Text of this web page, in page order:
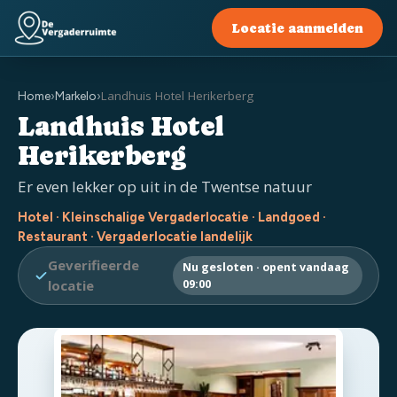
Locatie aanmelden
Home›Markelo›Landhuis Hotel Herikerberg
Landhuis Hotel
Herikerberg
Er even lekker op uit in de Twentse natuur
Hotel · Kleinschalige Vergaderlocatie · Landgoed ·
Restaurant · Vergaderlocatie landelijk
Geverifieerde
locatie
Nu gesloten · opent vandaag
09:00